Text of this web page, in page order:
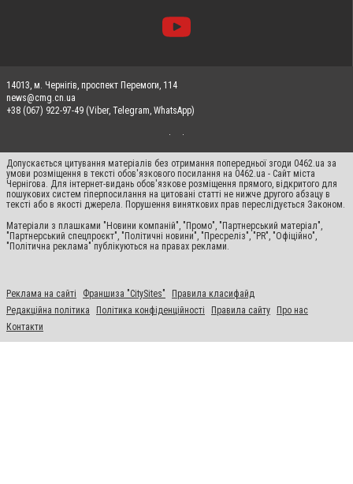
14013, м. Чернігів, проспект Перемоги, 114
news@cmg.cn.ua
+38 (067) 922-97-49 (Viber, Telegram, WhatsApp)
Допускається цитування матеріалів без отримання попередньої згоди 0462.ua за
умови розміщення в тексті обов'язкового посилання на 0462.ua - Сайт міста
Чернігова. Для інтернет-видань обов'язкове розміщення прямого, відкритого для
пошукових систем гіперпосилання на цитовані статті не нижче другого абзацу в
тексті або в якості джерела. Порушення виняткових прав переслідується Законом.
Матеріали з плашками "Новини компаній", "Промо", "Партнерський матеріал",
"Партнерський спецпроєкт", "Політичні новини", "Пресреліз", "PR", "Офіційно",
"Політична реклама" публікуються на правах реклами.
Реклама на сайті Франшиза "CitySites"
Правила класифайд
Редакційна політика
Політика конфіденційності Правила сайту
Про нас
Контакти